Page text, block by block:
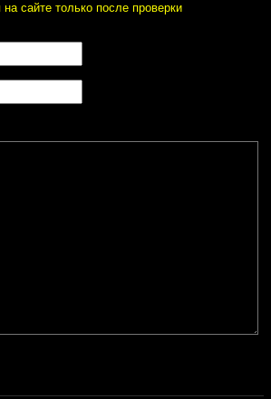
сайте только после проверки